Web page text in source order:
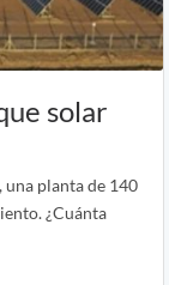
solar
una planta de 140
¿Cuánta